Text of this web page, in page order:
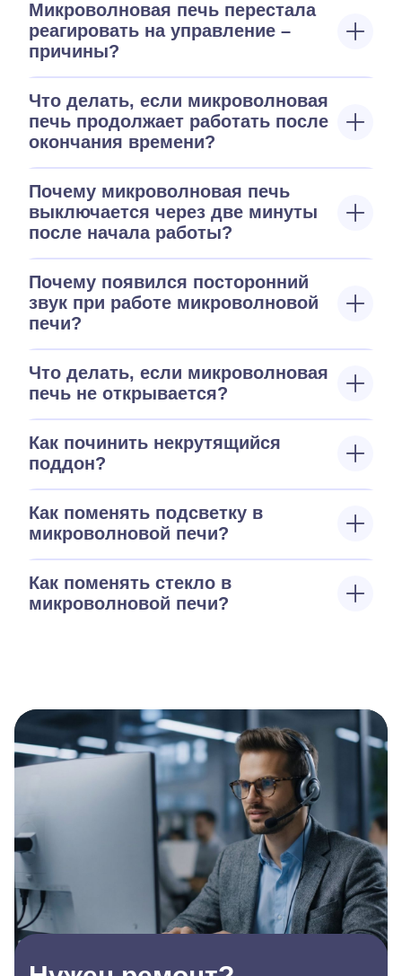
Микроволновая печь перестала
реагировать на управление –
причины?
Что делать, если микроволновая
печь продолжает работать после
окончания времени?
Почему микроволновая печь
выключается через две минуты
после начала работы?
Почему появился посторонний
звук при работе микроволновой
печи?
Что делать, если микроволновая
печь не открывается?
Как починить некрутящийся
поддон?
Как поменять подсветку в
микроволновой печи?
Как поменять стекло в
микроволновой печи?